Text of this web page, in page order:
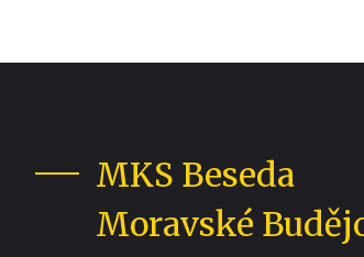
MKS Beseda
Moravské